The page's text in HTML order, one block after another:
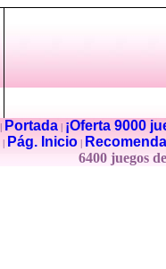
Portada|
¡Oferta 9000
Pág. Inicio
6400 juegos